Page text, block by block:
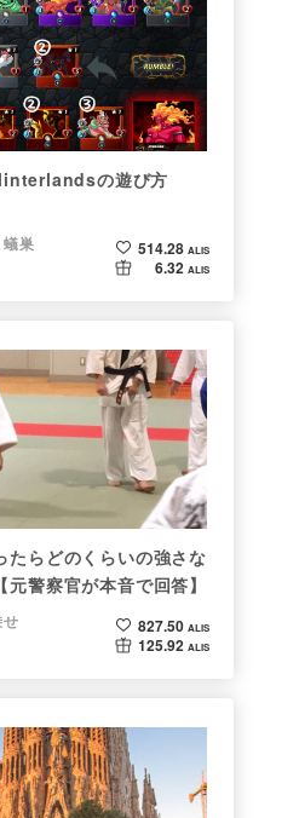
の遊び方
巣
514.28 ALIS
6.32 ALIS
たらどのくらいの強さな
警察官が本音で回答】
827.50 ALIS
125.92 ALIS